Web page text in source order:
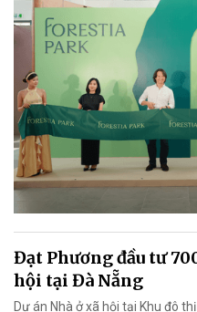
Đạt Phương đầu tư
hội tại Đà Nẵng
Dự án Nhà ở xã hội tại Khu đô